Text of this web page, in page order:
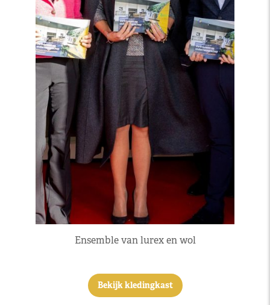
Ensemble van lurex en wol
Bekijk kledingkast